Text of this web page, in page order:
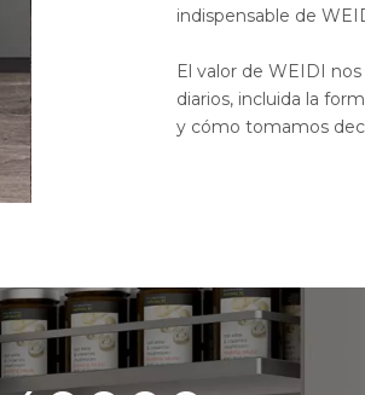
indispensable de
El valor de WEIDI
diarios, incluida la
y cómo tomamos